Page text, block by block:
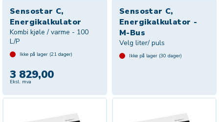
Sensostar C,
Energikalkulator
Kombi kjøle / varme - 100
L/P
Ikke på lager (21 dager)
3 829,00
Eksl. mva
Sensostar C,
Energikalkulator -
M-Bus
Velg liter/ puls
Ikke på lager (30 dager)